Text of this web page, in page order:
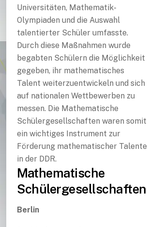
Universitäten, Mathematik-
Olympiaden und die Auswahl
talentierter Schüler umfasste.
Durch diese Maßnahmen wurde
begabten Schülern die Möglichkeit
gegeben, ihr mathematisches
Talent weiterzuentwickeln und sich
auf nationalen Wettbewerben zu
messen. Die Mathematische
Schülergesellschaften waren somit
ein wichtiges Instrument zur
Förderung mathematischer Talente
in der DDR.
Mathematische
Schülergesellschaften
Berlin